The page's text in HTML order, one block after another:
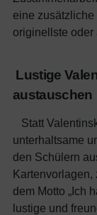
eine
originellste oder
Lustige
austauschen
Statt
unterhaltsame
den Schülern
Kartenvorlagen,
dem Motto „Ich
lustige und